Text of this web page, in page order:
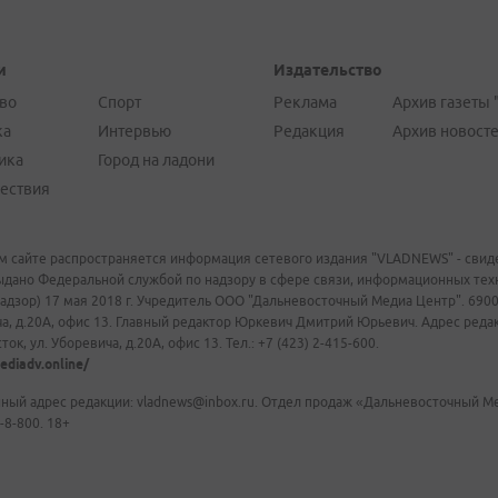
Спорт
Интервью
Город на ладони
Издательство
Реклама
Редакция
Архив газеты
Архив
сайте распространяется информация сетевого издания "VLADNEWS" -
Федеральной службой по надзору в сфере связи, информационных
17 мая 2018 г. Учредитель ООО "Дальневосточный Медиа Центр".
д.20А, офис 13. Главный редактор Юркевич Дмитрий Юрьевич. Адрес
ул. Уборевича, д.20А, офис 13. Тел.: +7 (423) 2-415-600.
адрес редакции: vladnews@inbox.ru. Отдел продаж «Дальневосточный
8-800. 18+